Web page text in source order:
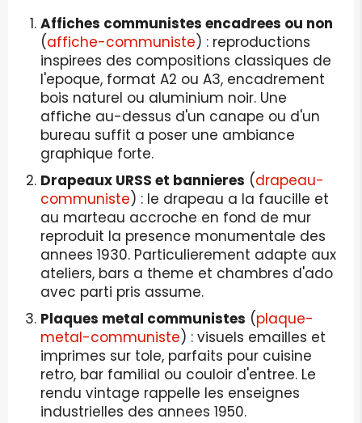
Affiches communistes encadrees ou non
(affiche-communiste) : reproductions
inspirees des compositions classiques de
l'epoque, format A2 ou A3, encadrement
bois naturel ou aluminium noir. Une
affiche au-dessus d'un canape ou d'un
bureau suffit a poser une ambiance
graphique forte.
Drapeaux URSS et bannieres (drapeau-
communiste) : le drapeau a la faucille et
au marteau accroche en fond de mur
reproduit la presence monumentale des
annees 1930. Particulierement adapte aux
ateliers, bars a theme et chambres d'ado
avec parti pris assume.
Plaques metal communistes (plaque-
metal-communiste) : visuels emailles et
imprimes sur tole, parfaits pour cuisine
retro, bar familial ou couloir d'entree. Le
rendu vintage rappelle les enseignes
industrielles des annees 1950.